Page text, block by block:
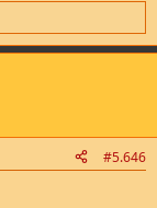
#5.646